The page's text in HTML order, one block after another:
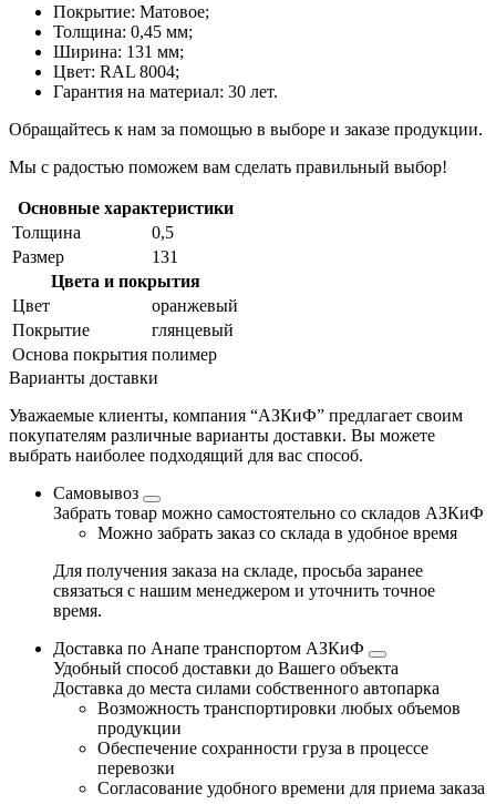
Покрытие: Матовое;
Толщина: 0,45 мм;
Ширина: 131 мм;
Цвет: RAL 8004;
Гарантия на материал: 30 лет.
Обращайтесь к нам за помощью в выборе и заказе продукции.
Мы с радостью поможем вам сделать правильный выбор!
Основные характеристики
Толщина
0,5
Размер
131
Цвета и покрытия
Цвет
оранжевый
Покрытие
глянцевый
Основа покрытия полимер
Варианты доставки
Уважаемые клиенты, компания “АЗКиФ” предлагает своим
покупателям различные варианты доставки. Вы можете
выбрать наиболее подходящий для вас способ.
Самовывоз
Забрать товар можно самостоятельно со складов АЗКиФ
Можно забрать заказ со склада в удобное время
Для получения заказа на складе, просьба заранее
связаться с нашим менеджером и уточнить точное
время.
Доставка по Анапе транспортом АЗКиФ
Удобный способ доставки до Вашего объекта
Доставка до места силами собственного автопарка
Возможность транспортировки любых объемов
продукции
Обеспечение сохранности груза в процессе
перевозки
Согласование удобного времени для приема заказа